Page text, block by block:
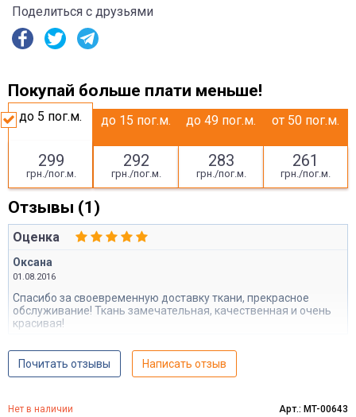
Поделиться с друзьями
Покупай больше плати меньше!
до 5 пог.м.
299
грн./пог.м.
до 15 пог.м.
292
грн./пог.м.
до 49 пог.м.
283
грн./пог.м.
от 50 пог.м.
261
грн./пог.м.
Отзывы (1)
Оценка
Оксана
01.08.2016
Спасибо за своевременную доставку ткани, прекрасное
обслуживание! Ткань замечательная, качественная и очень
красивая!
Почитать отзывы Написать отзыв
Нет в наличии Арт.: MT-00643